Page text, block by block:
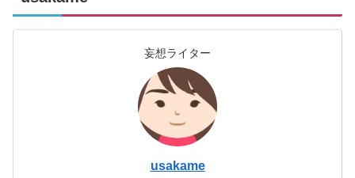
妄想ライター
usakame